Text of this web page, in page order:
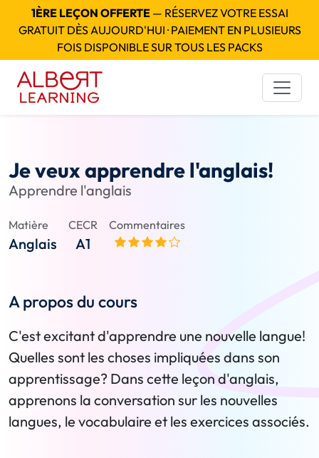
1ÈRE LEÇON OFFERTE— RÉSERVEZ VOTRE ESSAI
GRATUIT DÈS AUJOURD'HUI · PAIEMENT EN PLUSIEURS
FOIS DISPONIBLE SUR TOUS LES PACKS
Je veux apprendre l'anglais!
Apprendre l'anglais
Matière
Anglais
CECR
A1
Commentaires
A propos du cours
C'est excitant d'apprendre une nouvelle langue!
Quelles sont les choses impliquées dans son
apprentissage? Dans cette leçon d'anglais,
apprenons la conversation sur les nouvelles
langues, le vocabulaire et les exercices associés.